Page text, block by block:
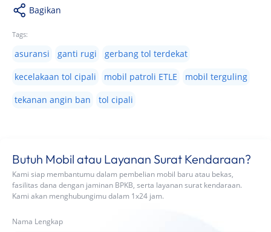
Bagikan
Tags:
asuransi ganti rugi
gerbang tol terdekat
kecelakaan tol cipali
mobil patroli ETLE
mobil terguling
tekanan angin ban
tol cipali
Butuh Mobil atau Layanan Surat Kendaraan?
Kami siap membantumu dalam pembelian mobil baru atau bekas,
fasilitas dana dengan jaminan BPKB, serta layanan surat kendaraan.
Kami akan menghubungimu dalam 1x24 jam.
Nama Lengkap